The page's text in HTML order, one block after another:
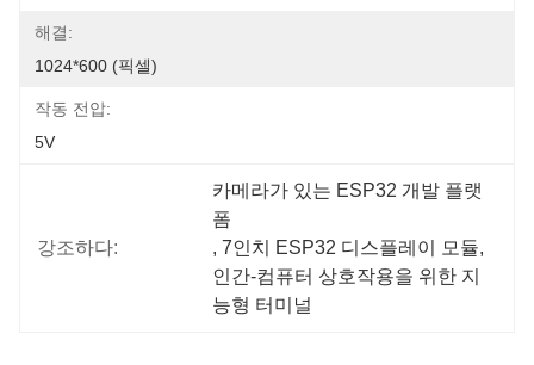
해결:
1024*600 (픽셀)
작동 전압:
5V
강조하다:
카메라가 있는 ESP32 개발 플랫
폼
, 7인치 ESP32 디스플레이 모듈,
인간-컴퓨터 상호작용을 위한 지
능형 터미널